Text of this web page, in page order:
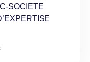
SOCIETE